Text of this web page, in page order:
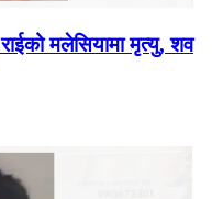
मलेसियामा मृत्यु, शव